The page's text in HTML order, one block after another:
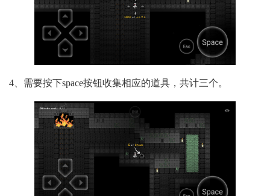
4、需要按下space按钮收集相应的道具，共计三个。